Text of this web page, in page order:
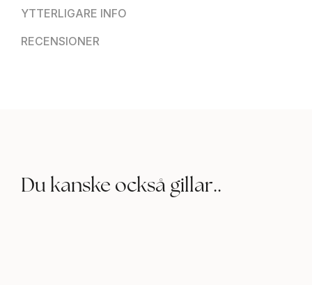
YTTERLIGARE INFO
RECENSIONER
Du kanske också gillar..